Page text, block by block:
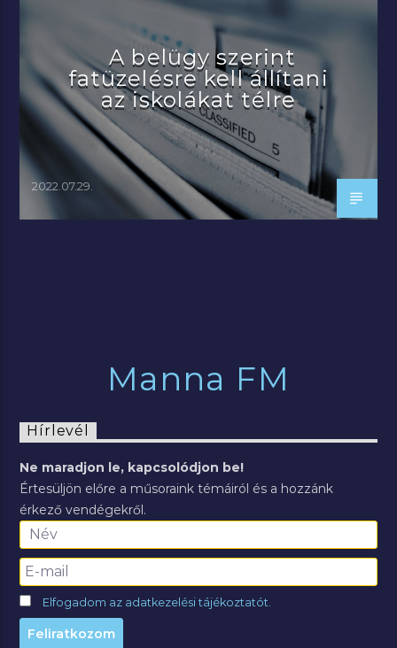
A belügy szerint
fatüzelésre kell állítani
az iskolákat télre
2022.07.29.
Manna FM
Hírlevél
Ne maradjon le, kapcsolódjon be!
Értesüljön előre a műsoraink témáiról és a hozzánk
érkező vendégekről.
Elfogadom az adatkezelési tájékoztatót.